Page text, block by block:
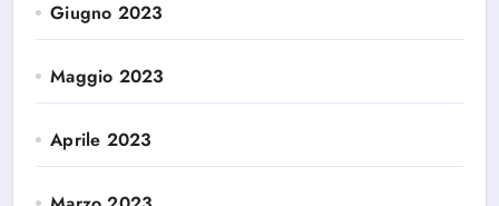
Giugno 2023
Maggio 2023
Aprile 2023